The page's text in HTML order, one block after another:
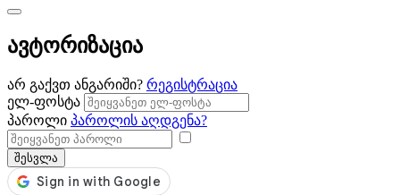
ავტორიზაცია
არ გაქვთ ანგარიში? რეგისტრაცია
ელ-ფოსტა
პაროლი პაროლის აღდგენა?
შესვლა